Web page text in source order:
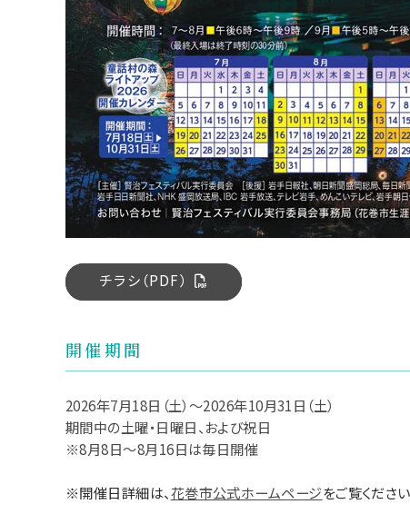
チラシ （PDF）
開催期間
2026年7月18日（土）～2026年10月31日（土）
期間中の土曜・日曜日、および祝日
※8月8日～8月16日は毎日開催
※開催日詳細は、花巻市公式ホームページをご覧ください